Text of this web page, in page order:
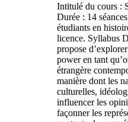
Intitulé du cours :
Durée : 14
étudiants en
licence. Syllabus
propose
power en tant
étrangère
manière dont les
culturelles,
influencer les
façonner les